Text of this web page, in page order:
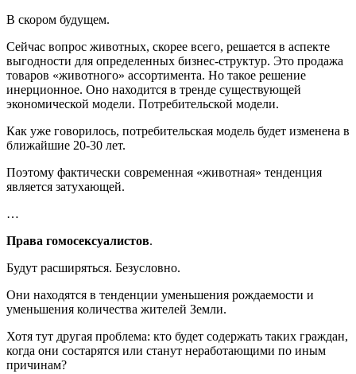
В скором будущем.
Сейчас вопрос животных, скорее всего, решается в аспекте
выгодности для определенных бизнес-структур. Это продажа
товаров «животного» ассортимента. Но такое решение
инерционное. Оно находится в тренде существующей
экономической модели. Потребительской модели.
Как уже говорилось, потребительская модель будет изменена в
ближайшие 20-30 лет.
Поэтому фактически современная «животная» тенденция
является затухающей.
…
Права гомосексуалистов.
Будут расширяться. Безусловно.
Они находятся в тенденции уменьшения рождаемости и
уменьшения количества жителей Земли.
Хотя тут другая проблема: кто будет содержать таких граждан,
когда они состарятся или станут неработающими по иным
причинам?